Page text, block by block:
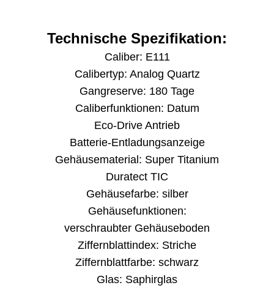
Technische Spezifikation:
Caliber: E111
Calibertyp: Analog Quartz
Gangreserve: 180 Tage
Caliberfunktionen: Datum
Eco-Drive Antrieb
Batterie-Entladungsanzeige
Gehäusematerial: Super Titanium
Duratect TIC
Gehäusefarbe: silber
Gehäusefunktionen:
verschraubter Gehäuseboden
Ziffernblattindex: Striche
Ziffernblattfarbe: schwarz
Glas: Saphirglas